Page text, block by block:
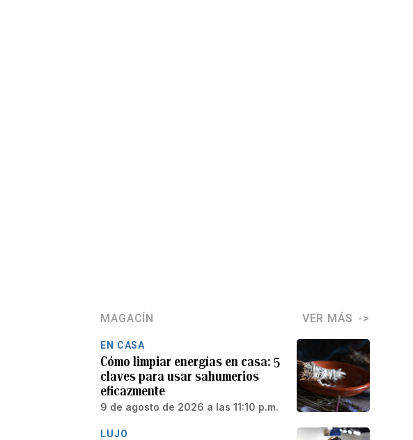
MAGACÍN VER MÁS
EN CASA
Cómo limpiar energías en casa: 5
claves para usar sahumerios
eficazmente
9 de agosto de 2026 a las 11:10 p.m.
LUJO